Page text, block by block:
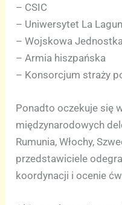
– CSIC
– Uniwersytet La
– Wojskowa
– Armia hiszpańska
– Konsorcjum straży
Ponadto oczekuje się
międzynarodowych
Rumunia, Włochy,
przedstawiciele
koordynacji i ocenie